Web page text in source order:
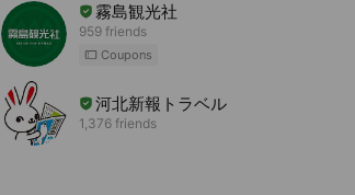
霧島観光社
959 friends
Coupons
河北新報トラベル
1,376 friends